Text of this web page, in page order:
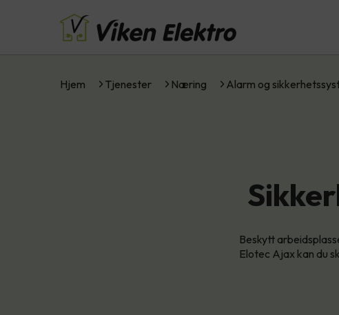
Hjem Tjenester Næring Alarm og
Beskytt
Elotec Ajax kan du